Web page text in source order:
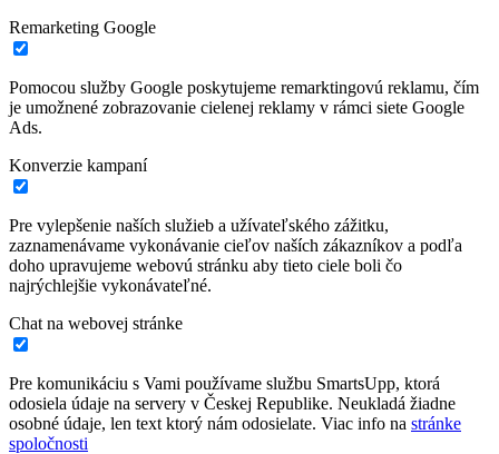
Remarketing Google
Pomocou služby Google poskytujeme remarktingovú reklamu, čím
je umožnené zobrazovanie cielenej reklamy v rámci siete Google
Ads.
Konverzie kampaní
Pre vylepšenie naších služieb a užívateľského zážitku,
zaznamenávame vykonávanie cieľov naších zákazníkov a podľa
doho upravujeme webovú stránku aby tieto ciele boli čo
najrýchlejšie vykonávateľné.
Chat na webovej stránke
Pre komunikáciu s Vami používame službu SmartsUpp, ktorá
odosiela údaje na servery v Českej Republike. Neukladá žiadne
osobné údaje, len text ktorý nám odosielate. Viac info na stránke
spoločnosti